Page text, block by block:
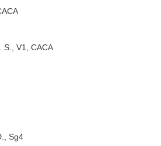
S., V1, CACA
Sg4